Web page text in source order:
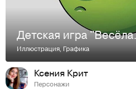
Иллюстрация,Графика
Ксения Крит
Персонажи